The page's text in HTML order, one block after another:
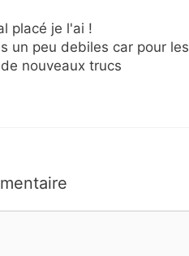
placé je l'ai !
un peu debiles car pour
nouveaux trucs